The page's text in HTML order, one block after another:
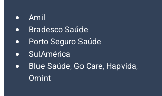
Amil
Bradesco Saúde
Porto Seguro Saúde
SulAmérica
Blue Saúde, Go Care, Hapvida,
Omint